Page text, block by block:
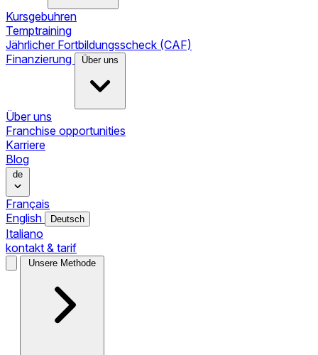
Kursgebuhren
Temptraining
Jährlicher Fortbildungsscheck (CAF)
Finanzierung
Über uns
Über uns
Franchise opportunities
Karriere
Blog
de
Français
English
Deutsch
Italiano
kontakt & tarif
Unsere Methode